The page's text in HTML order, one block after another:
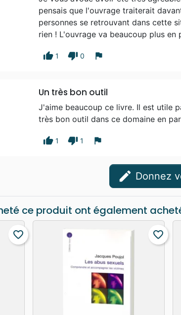
pensais que l'ouvrage traiterait
personnes se retrouvant dans cette
rien ! L'ouvrage va beaucoup plus
thumb_up 1 thumb_down 0 flag
Un très bon outil
J'aime beaucoup ce livre. Il est utile
très bon outil dans ce domaine en
thumb_up 1 thumb_down 1 flag
edit Donnez
ce produit ont également
favorite_border favorite_border